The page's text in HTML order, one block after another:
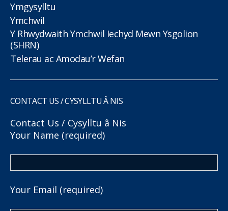
Ymgysylltu
Ymchwil
Y Rhwydwaith Ymchwil Iechyd Mewn Ysgolion
(SHRN)
Telerau ac Amodau’r Wefan
CONTACT US / CYSYLLTU Â NIS
Contact Us / Cysylltu â Nis
Your Name (required)
Your Email (required)